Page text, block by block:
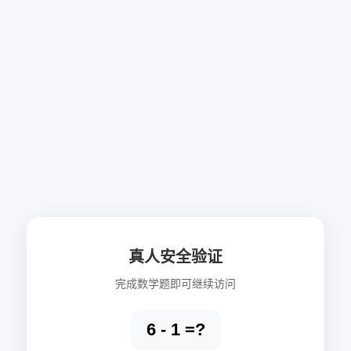
真人安全验证
完成数学题即可继续访问
6 - 1 =?